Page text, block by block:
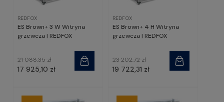
REDFOX
ES Brown+ 3 W Witryna
grzewcza | REDFOX
17 925,10 zł
21 088,35 zł
REDFOX
ES Brown+ 4 H Witryna
grzewcza | REDFOX
19 722,31 zł
23 202,72 zł